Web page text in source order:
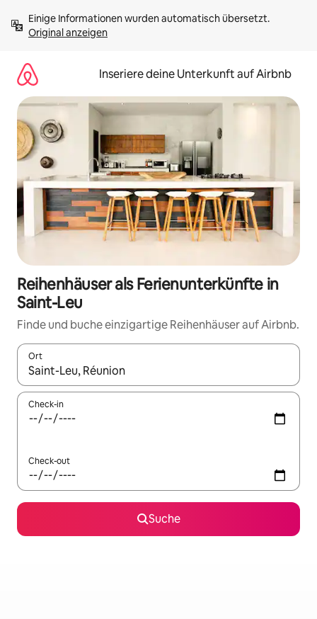
Inhalten
springenOriginal anzeigen
Inseriere deine Unterkunft auf Airbnb
Reihenhäuser als Ferienunterkünfte in
Saint-Leu
Finde und buche einzigartige Reihenhäuser auf Airbnb.
Ort
Wenn Ergebnisse verfügbar sind, navigiere mit den
Check-in
Check-out
Suche